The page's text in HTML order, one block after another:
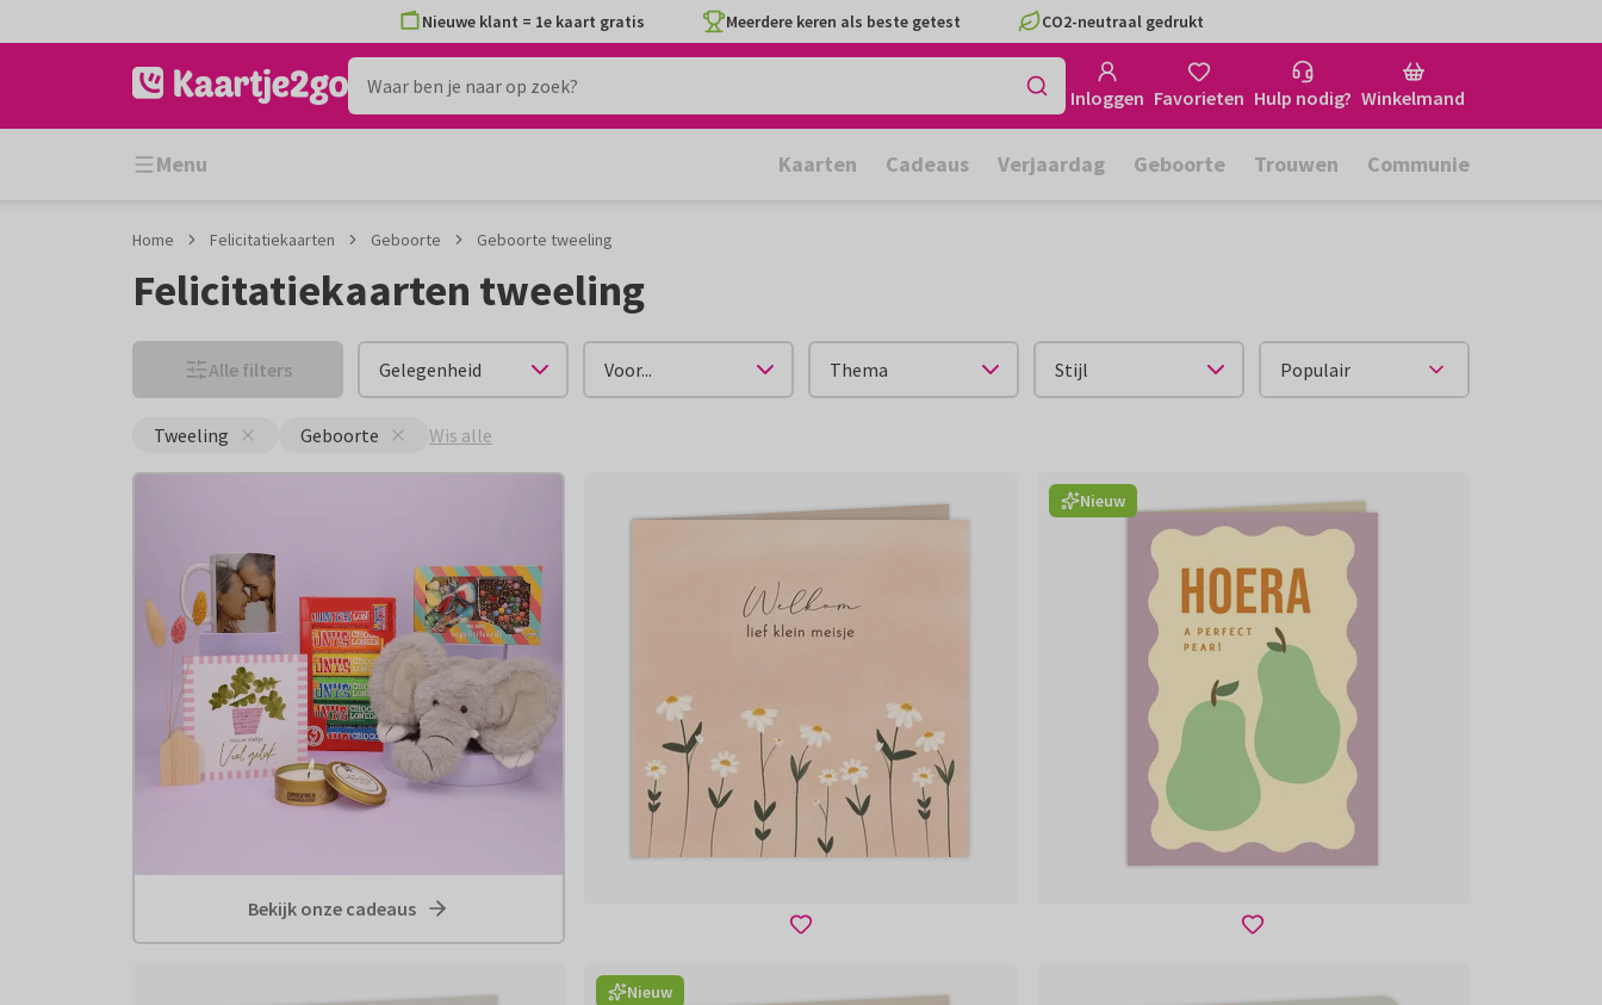
naar
naar
Nieuwe klant = 1e kaart gratis Meerdere keren als beste getest CO2-neutraal gedrukt
Inloggen Favorieten Hulp nodig? Winkelmand
Menu Kaarten Cadeaus Verjaardag Geboorte Trouwen Communie
Home Felicitatiekaarten Geboorte Geboorte tweeling
Felicitatiekaarten tweeling
Alle filters Gelegenheid Voor... Thema Stijl
Tweeling Geboorte Wis alle
Bekijk onze cadeaus
Nieuw
Nieuw